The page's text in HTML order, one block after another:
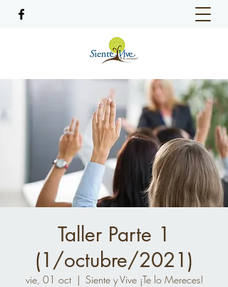
Taller Parte 1
(1/octubre/2021)
vie, 01 oct
  |
Siente y Vive ¡Te lo Mereces!